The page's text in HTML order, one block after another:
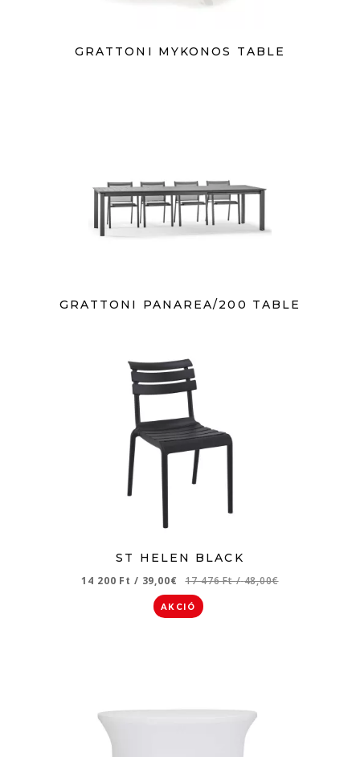
GRATTONI MYKONOS TABLE
GRATTONI PANAREA/200 TABLE
ST HELEN BLACK
14 200 Ft / 39,00€ 17 476 Ft/ 48,00€
AKCIÓ